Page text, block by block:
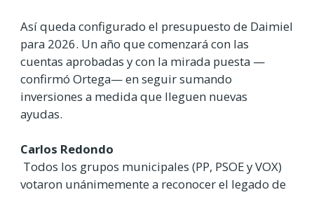
Así queda configurado el presupuesto de Daimiel
para 2026. Un año que comenzará con las
cuentas aprobadas y con la mirada puesta —
confirmó Ortega— en seguir sumando
inversiones a medida que lleguen nuevas
ayudas.
Carlos Redondo
Todos los grupos municipales (PP, PSOE y VOX)
votaron unánimemente a reconocer el legado de